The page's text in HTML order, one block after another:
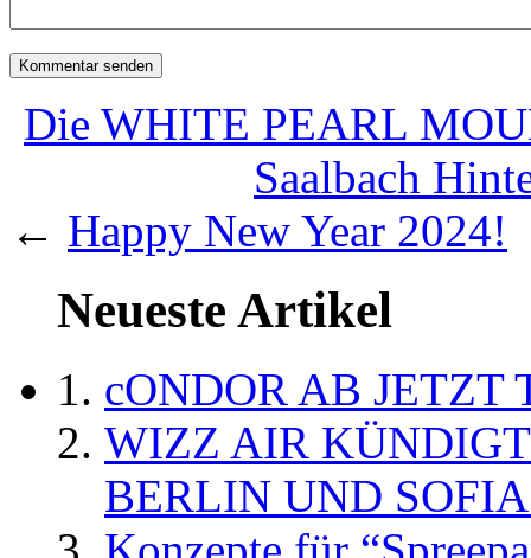
Die WHITE PEARL
Saalbach
← Happy New Year 2024!
Neueste Artikel
cONDOR AB
WIZZ AIR
BERLIN UND